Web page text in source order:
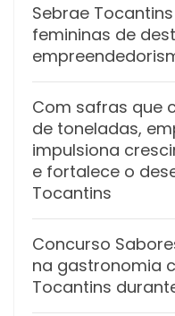
Sebrae
femininas de
Com safras que
de toneladas,
impulsiona
e fortalece o
Tocantins
Concurso
na gastronomia
Tocantins